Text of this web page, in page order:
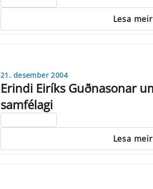
Lesa
21. desember 2004
Erindi Eiríks Guðnasonar
samfélagi
Lesa